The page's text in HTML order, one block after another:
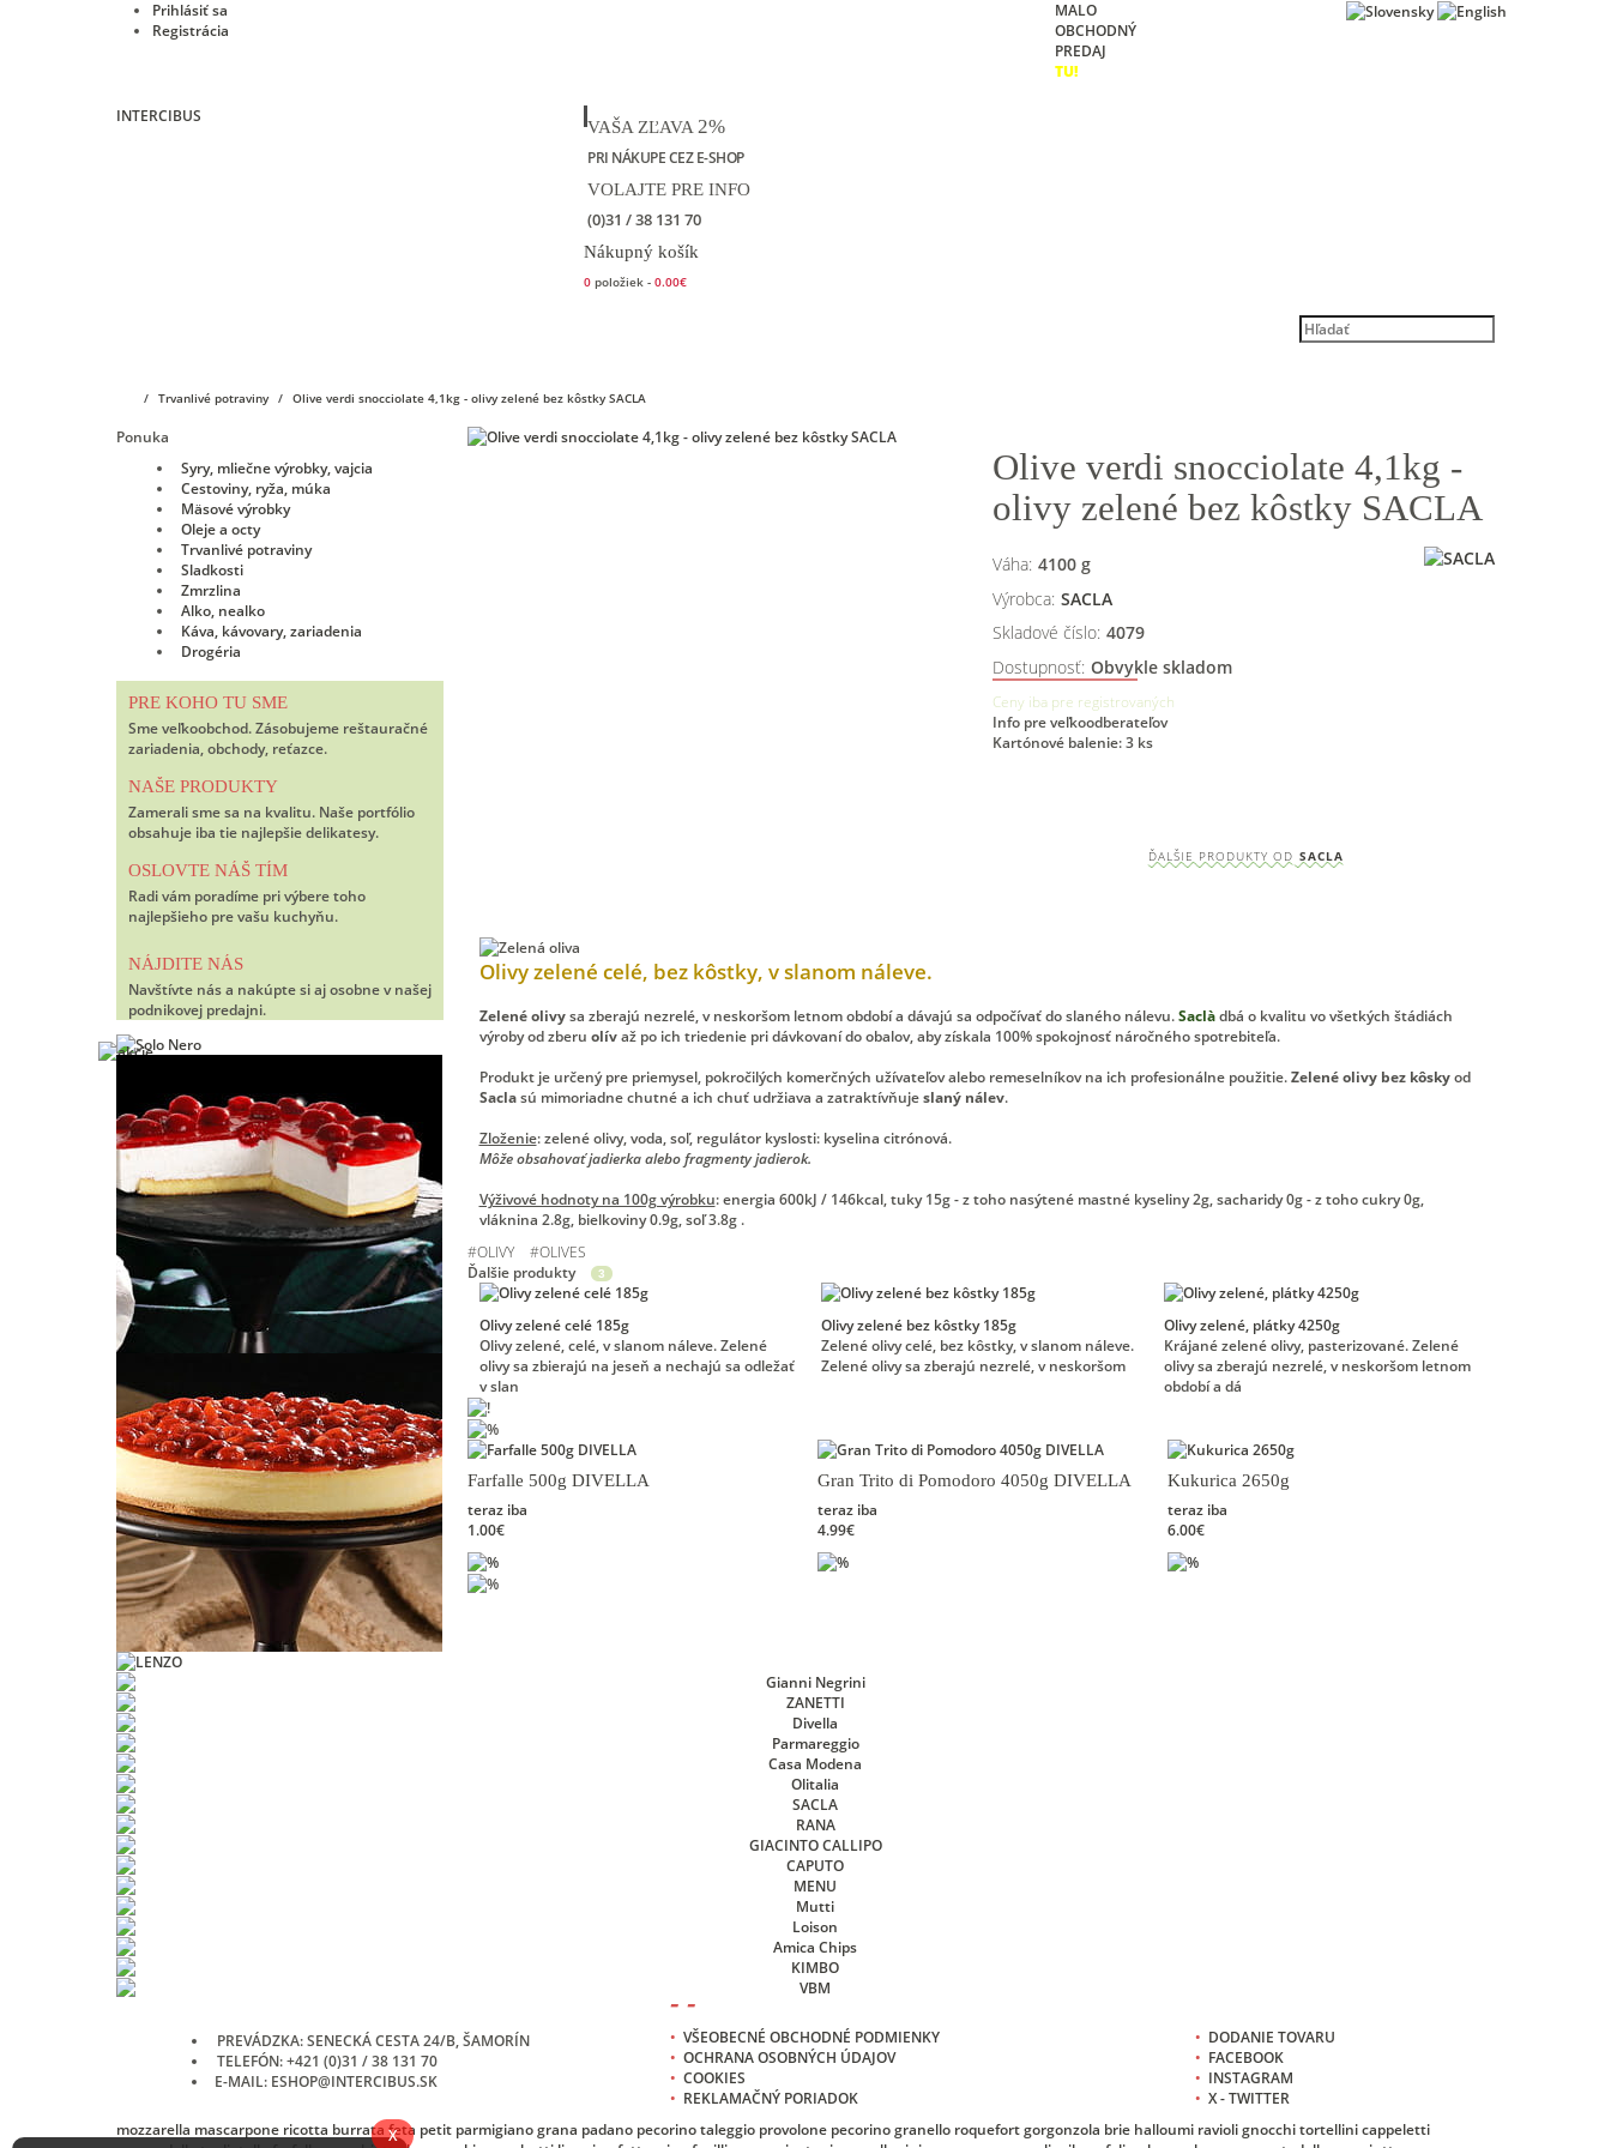
Prihlásiť sa
Registrácia
MALO
OBCHODNÝ
PREDAJ
TU!
INTERCIBUS
VAŠA ZĽAVA 2%
PRI NÁKUPE CEZ E-SHOP
VOLAJTE PRE INFO
(0)31 / 38 131 70
Nákupný košík
0 položiek - 0.00€
Trvanlivé potraviny Olive verdi snocciolate 4,1kg - olivy zelené bez kôstky SACLA
Ponuka
Syry, mliečne výrobky, vajcia
Cestoviny, ryža, múka
Mäsové výrobky
Oleje a octy
Trvanlivé potraviny
Sladkosti
Zmrzlina
Alko, nealko
Káva, kávovary, zariadenia
Drogéria
PRE KOHO TU SME
Sme veľkoobchod. Zásobujeme reštauračné
zariadenia, obchody, reťazce.
NAŠE PRODUKTY
Zamerali sme sa na kvalitu. Naše portfólio
obsahuje iba tie najlepšie delikatesy.
OSLOVTE NÁŠ TÍM
Radi vám poradíme pri výbere toho
najlepšieho pre vašu kuchyňu.
NÁJDITE NÁS
Navštívte nás a nakúpte si aj osobne v našej
podnikovej predajni.
Olive verdi snocciolate 4,1kg -
olivy zelené bez kôstky SACLA
Váha: 4100 g
Výrobca: SACLA
Skladové číslo: 4079
Dostupnosť: Obvykle skladom
Ceny iba pre registrovaných
Info pre veľkoodberateľov
Kartónové balenie: 3 ks
ĎALŠIE PRODUKTY OD SACLA
Olivy zelené celé, bez kôstky, v slanom náleve.
Zelené olivysa zberajú nezrelé, v neskoršom letnom období a dávajú sa odpočívať do slaného nálevu.Saclàdbá o kvalitu vo všetkých štádiách
výroby od zberu olívaž po ich triedenie pri dávkovaní do obalov, aby získala 100% spokojnosť náročného spotrebiteľa.
Produkt je určený pre priemysel, pokročilých komerčných užívateľov alebo remeselníkov na ich profesionálne použitie.Zelené olivy bez kôskyod
Saclasú mimoriadne chutné a ich chuť udržiava a zatraktívňujeslaný nálev.
Zloženie: zelené olivy, voda, soľ, regulátor kyslosti: kyselina citrónová.
Môže obsahovať jadierka alebo fragmenty jadierok.
Výživové hodnoty na 100g výrobku: energia 600kJ / 146kcal, tuky 15g - z toho nasýtené mastné kyseliny 2g, sacharidy 0g - z toho cukry 0g,
vláknina 2.8g, bielkoviny 0.9g, soľ 3.8g .
#OLIVY #OLIVES
Ďalšie produkty
3
Olivy zelené celé 185g
Olivy zelené, celé, v slanom náleve. Zelené
olivy sa zbierajú na jeseň a nechajú sa odležať
v slan
Olivy zelené bez kôstky 185g
Zelené olivy celé, bez kôstky, v slanom náleve.
Zelené olivy sa zberajú nezrelé, v neskoršom
Olivy zelené, plátky 4250g
Krájané zelené olivy, pasterizované. Zelené
olivy sa zberajú nezrelé, v neskoršom letnom
období a dá
Farfalle 500g DIVELLA
teraz iba
1.00€
Gran Trito di Pomodoro 4050g DIVELLA
teraz iba
4.99€
Kukurica 2650g
teraz iba
6.00€
PREVÁDZKA: SENECKÁ CESTA 24/B, ŠAMORÍN
TELEFÓN: +421 (0)31 / 38 131 70
E-MAIL: ESHOP@INTERCIBUS.SK
- -
• VŠEOBECNÉ OBCHODNÉ PODMIENKY
• OCHRANA OSOBNÝCH ÚDAJOV
• COOKIES
• REKLAMAČNÝ PORIADOK
• DODANIE TOVARU
• FACEBOOK
• INSTAGRAM
• X - TWITTER
mozzarella mascarpone ricotta burrata feta petit parmigianograna padano pecorinotaleggio provolone pecorinogranello roquefortgorgonzola brie halloumi raviolignocchitortellinicappeletti
X